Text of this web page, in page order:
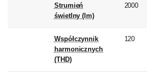
Strumień
świetlny (lm)
2000
Współczynnik
harmonicznych
(THD)
120